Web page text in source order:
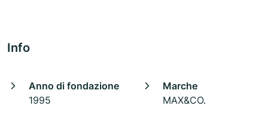
Info
Anno di fondazione
1995
Marche
MAX&CO.